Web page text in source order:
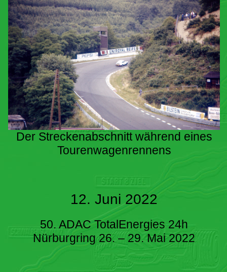
Der Streckenabschnitt während eines
Tourenwagenrennens
12. Juni 2022
50. ADAC TotalEnergies 24h
Nürburgring 26. – 29. Mai 2022